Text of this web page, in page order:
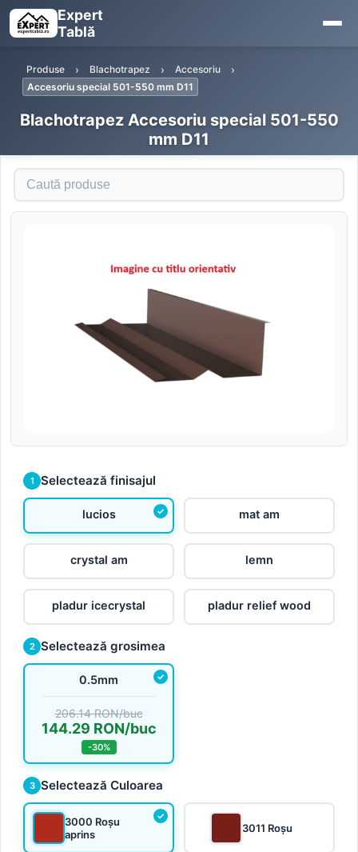
Expert
Tablă
Produse Blachotrapez
Accesoriu
Accesoriu special 501-550 mm D11
Blachotrapez Accesoriu special 501-550
mm D11
Caută produse
1 Selectează finisajul
lucios mat am
crystal am lemn
pladur icecrystal pladur relief wood
2 Selectează grosimea
0.5mm
206.14 RON/buc
144.29 RON/buc
-30%
3 Selectează Culoarea
3000 Roșu
aprins
3011 Roșu